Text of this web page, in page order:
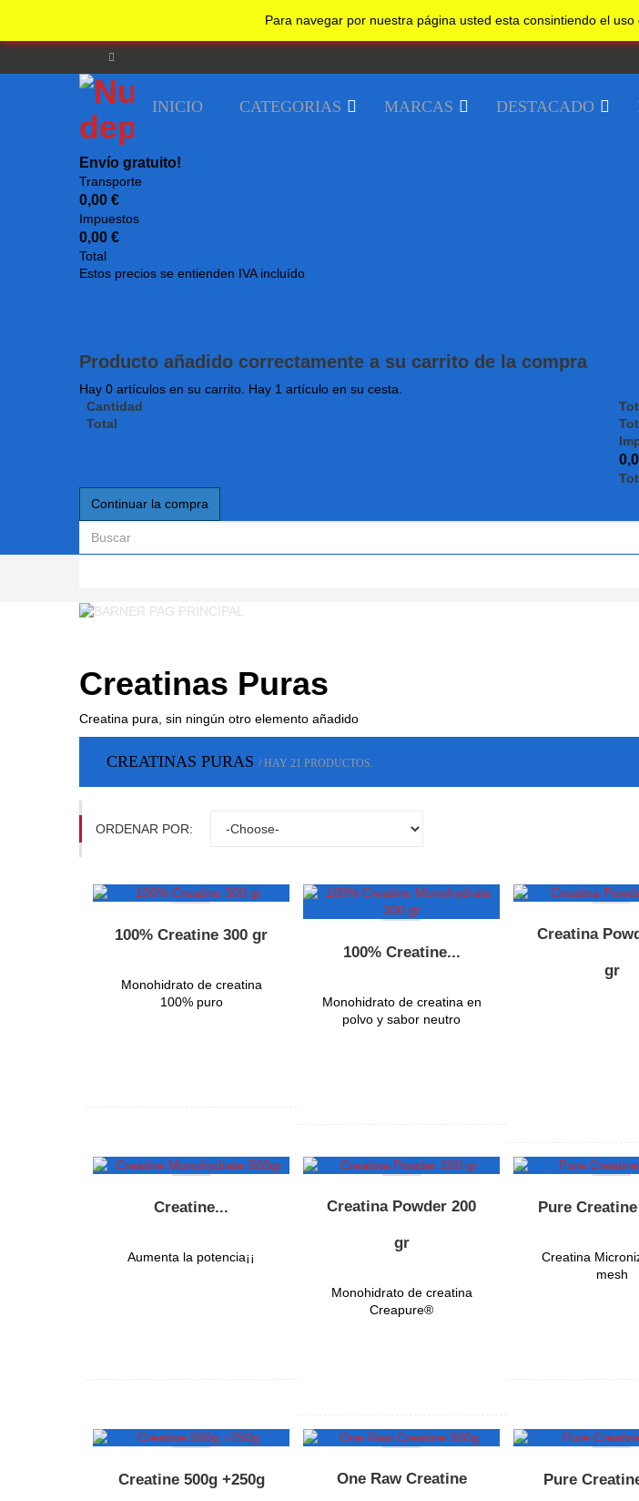
INICIO CATEGORIAS MARCAS DESTACADO
Envío gratuito!
Transporte
0,00 €
Impuestos
0,00 €
Total
Estos precios se entienden IVA incluído
Producto añadido correctamente a su carrito de la compra
Hay 0 artículos en su carrito. Hay 1 artículo en su cesta.
Cantidad
Total
Continuar la compra
Creatinas Puras
Creatina pura, sin ningún otro elemento añadido
CREATINAS PURAS / HAY 21 PRODUCTOS.
ORDENAR POR:
100% Creatine 300 gr
Monohidrato de creatina
100% puro
100% Creatine...
Monohidrato de creatina en
polvo y sabor neutro
Creatina
gr
Creatine...
Aumenta la potencia¡¡
Creatina Powder 200
gr
Monohidrato de creatina
Creapure®
Pure
Creatina
mesh
Creatine 500g +250g One Raw Creatine Pure
Para navegar por nuestra página usted esta consintiendo el